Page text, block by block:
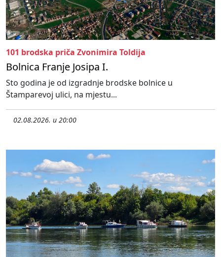
101 brodska priča Zvonimira Toldija
Bolnica Franje Josipa I.
Sto godina je od izgradnje brodske bolnice u
Štamparevoj ulici, na mjestu...
02.08.2026. u 20:00